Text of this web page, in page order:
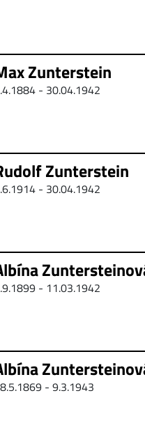
Zunterstein
- 30.04.1942
Zunterstein
- 30.04.1942
- 11.03.1942
- 9.3.1943